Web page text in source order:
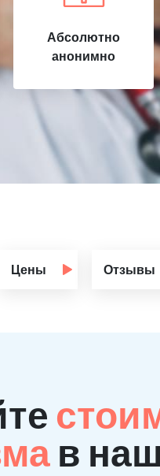
Абсолютно
анонимно
Цены Отзывы
в